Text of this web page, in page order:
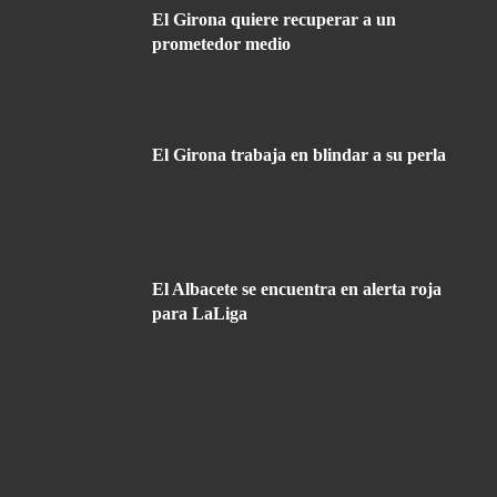
El Girona quiere recuperar a un
prometedor medio
El Girona trabaja en blindar a su perla
El Albacete se encuentra en alerta roja
para LaLiga